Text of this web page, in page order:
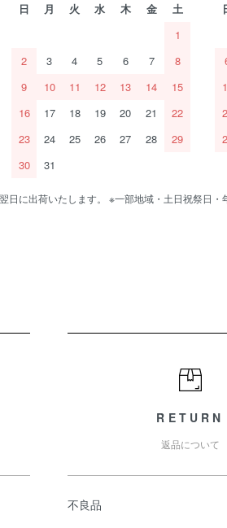
日 月 火 水 木 金
土
1
2
3 4 5 6 7
8
9
10 11 12 13 14
15
16
17 18 19 20 21
22
23
24 25 26 27 28
29
30
31
日に出荷いたします。 ※一部地域・土日祝祭日
RETURN
返品について
不良品